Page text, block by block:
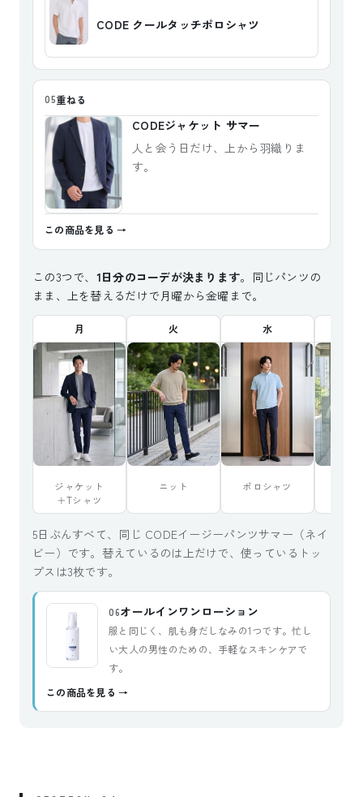
CODE クールタッチポロシャツ
05重ねる
CODEジャケット サマー
人と会う日だけ、上から羽織りま
す。
この商品を見る
この3つで、 1日分のコーデが決まります。同じパンツの
まま、上を替えるだけで月曜から金曜まで。
月
ジャケット
＋Tシャツ
火
ニット
水
ポロシャツ
5日ぶんすべて、同じ CODEイージーパンツサマー（ネイ
ビー）です。替えているのは上だけで、使っているトッ
プスは3枚です。
06オールインワンローション
服と同じく、肌も身だしなみの1つです。忙し
い大人の男性のための、手軽なスキンケアで
す。
この商品を見る